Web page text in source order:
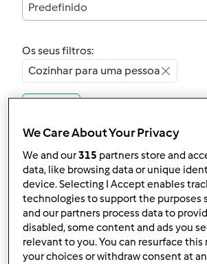
Predefinido
Os seus filtros:
Cozinhar para uma pessoa
Oficialmente testada
Salteado de
de soja
porGast
We Care About Your Privacy
We and our315 partners store and
data, like browsing data or unique
device. Selecting I Accept enables
technologies to support the purposes
and our partners process data to
disabled, some content and ads you
relevant to you. You can resurface
your choices or withdraw consent at